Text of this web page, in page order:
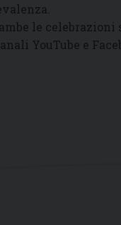
le celebrazioni
YouTube e